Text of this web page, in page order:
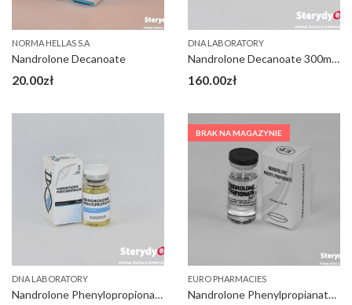
NORMA HELLAS S.A
Nandrolone Decanoate
20.00zł
DNA LABORATORY
Nandrolone Decanoate 300mg DNA
160.00zł
DNA LABORATORY
Nandrolone Phenylopropionate 100mg DNA
BRAK NA MAGAZYNIE
EURO PHARMACIES
Nandrolone Phenylpropianate NPP (szybka deka)